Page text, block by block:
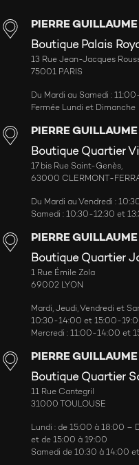
PIERRE
Boutique Palais
13 Rue Jean-Jacques
75001 PARIS
Du Mardi au Samedi :
Fermée Lundi et Dimanche
PIERRE
Boutique Quartier
17 bis Rue Saint-Genès,
63000 CLERMONT-
Du Mardi au Vendredi :
Samedi : 10:30-12:30 et
PIERRE GUILLAUME
Boutique Quartier
1 Rue Émile Zola
69002 LYON
Mardi, Jeudi, Vendredi et
10:30-14:00 et 15:00-
Mercredi : 11:00-14:00 et
PIERRE
Boutique Quartier
11 Rue Cantegril
31000 TOULOUSE
Lundi : de 15:00 à 18:00 –
et de 15:00 à 19:00
Samedi de 10:30 à 14:00